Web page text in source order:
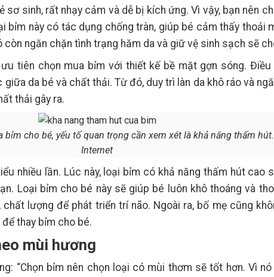
sơ sinh, rất nhạy cảm và dễ bị kích ứng. Vì vậy, bạn nên
bỉm này có tác dụng chống tràn, giúp bé cảm thấy thoải
còn ngăn chặn tình trạng hăm da và giữ vệ sinh sạch sẽ
ưu tiên chọn mua bỉm với thiết kế bề mặt gợn sóng. Điều
da bé và chất thải. Từ đó, duy trì làn da khô ráo và
thải gây ra.
bỉm cho bé, yếu tố quan trọng cần xem xét là khả năng thấm
Internet
nhiều lần. Lúc này, loại bỉm có khả năng thấm hút cao
Loại bỉm cho bé này sẽ giúp bé luôn khô thoáng và
lượng để phát triển trí não. Ngoài ra, bố mẹ cũng
thay bỉm cho bé.
mùi hương
“Chọn bỉm nên chọn loại có mùi thơm sẽ tốt hơn. Vì